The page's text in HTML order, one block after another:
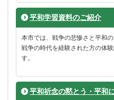
平和学習資料のご紹介
本市では、戦争の悲惨さと平和
戦争の時代を経験された方の体
す。
平和祈念の黙とう・平和